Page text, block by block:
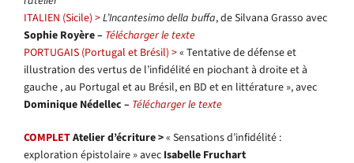
ITALIEN (Sicile) >L’Incantesimo della buffa, de Silvana Grasso avec
Sophie Royère – Télécharger le texte
PORTUGAIS (Portugal et Brésil) >« Tentative de défense et
illustration des vertus de l’infidélité en piochant à droite et à
gauche , au Portugal et au Brésil, en BD et en littérature », avec
Dominique Nédellec – Télécharger le texte
COMPLETAtelier d’écriture >« Sensations d’infidélité :
exploration épistolaire » avec Isabelle Fruchart